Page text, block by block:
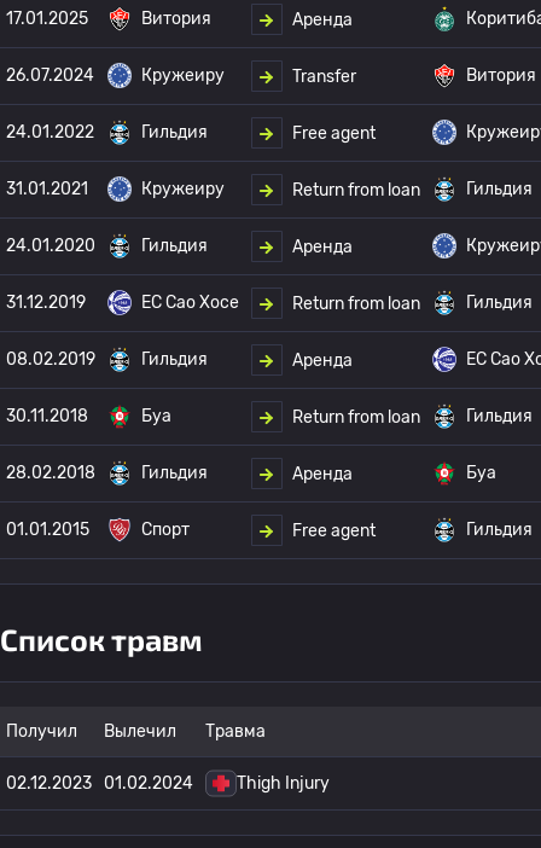
17.01.2025 Витория Аренда
26.07.2024 Кружеиру Transfer Витория
24.01.2022 Гильдия Free agent
31.01.2021 Кружеиру Return from loan Гильдия
24.01.2020 Гильдия Аренда
31.12.2019 EC Сао Хосе Return from loan Гильдия
08.02.2019 Гильдия Аренда EC Сао
30.11.2018 Буа Return from loan Гильдия
28.02.2018 Гильдия Аренда Буа
01.01.2015 Спорт Free agent Гильдия
Список травм
Получил Вылечил Травма
02.12.2023 01.02.2024 Thigh Injury